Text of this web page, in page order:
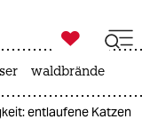

taz zahl ich
waldbrände
entlaufene Katzen